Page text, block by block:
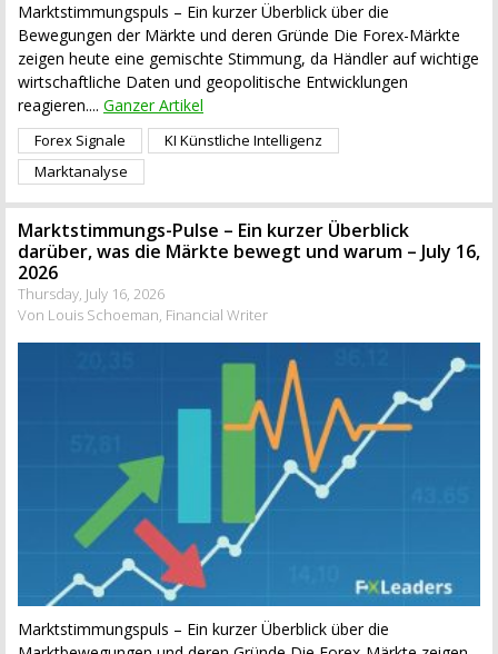
Marktstimmungspuls – Ein kurzer Überblick über die
Bewegungen der Märkte und deren Gründe Die Forex-Märkte
zeigen heute eine gemischte Stimmung, da Händler auf wichtige
wirtschaftliche Daten und geopolitische Entwicklungen
reagieren.... Ganzer Artikel
Forex Signale
KI Künstliche Intelligenz
Marktanalyse
Marktstimmungs-Pulse – Ein kurzer Überblick
darüber, was die Märkte bewegt und warum – July 16,
2026
Thursday, July 16, 2026
Von Louis Schoeman, Financial Writer
Marktstimmungspuls – Ein kurzer Überblick über die